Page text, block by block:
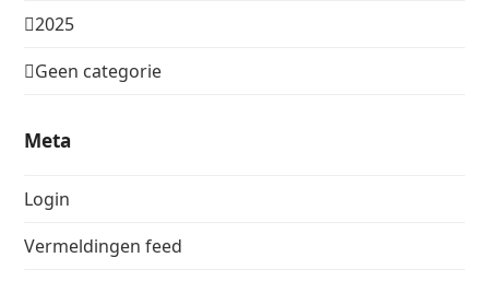
2025
Geen categorie
Meta
Login
Vermeldingen feed